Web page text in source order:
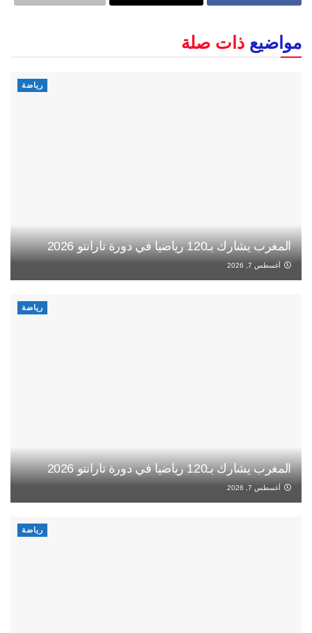
مواضيع ذات صلة
رياضة
المغرب يشارك بـ120 رياضيا في دورة تارانتو 2026
أغسطس 7, 2026
رياضة
المغرب يشارك بـ120 رياضيا في دورة تارانتو 2026
أغسطس 7, 2026
رياضة